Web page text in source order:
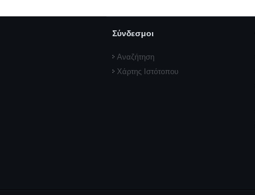
Σύνδεσμοι
Αναζήτηση
Χάρτης Ιστότοπου